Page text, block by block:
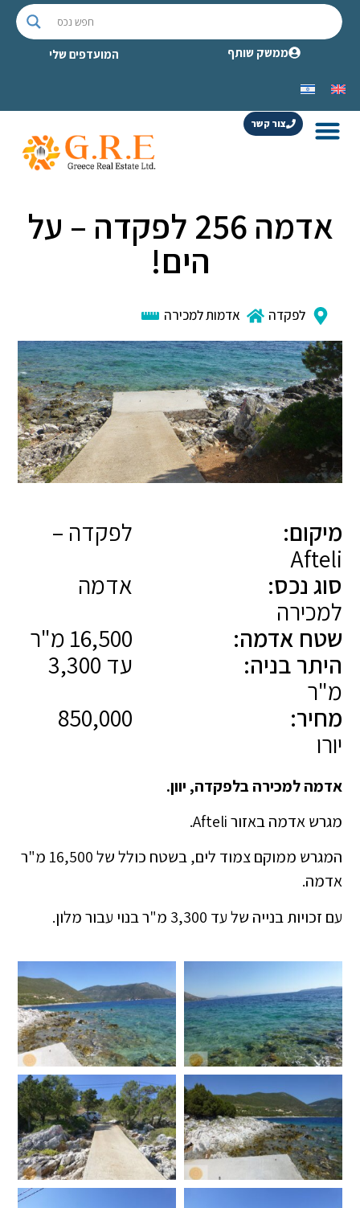
ממשק שותף המועדפים שלי
צור קשר
אדמה 256 לפקדה – על
הים!
לפקדה אדמות למכירה
מיקום:
לפקדה –
Afteli
סוג נכס:
אדמה
למכירה
שטח אדמה:
היתר בניה:
עד 3,300
מ"ר
מחיר:
יורו
אדמה למכירה בלפקדה, יוון.
מגרש אדמה באזור Afteli.
המגרש ממוקם צמוד לים, בשטח כולל של 16,500 מ"ר
אדמה.
עם זכויות בנייה של עד 3,300 מ"ר בנוי עבור מלון.